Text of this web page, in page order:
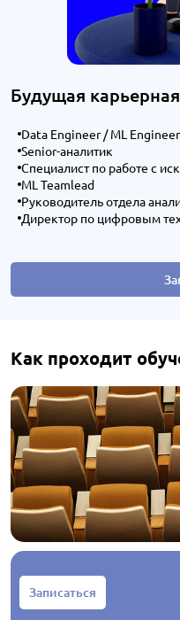
Будущая
Data Engineer / ML Engineer
Senior-аналитик
Специалист по работе с
ML Teamlead
Руководитель отдела
Директор по цифровым
Как проходит
Записаться